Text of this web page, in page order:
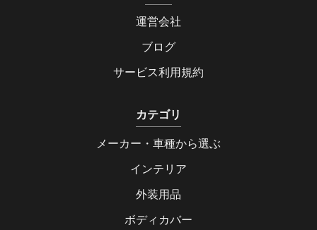
運営会社
ブログ
サービス利用規約
カテゴリ
メーカー・車種から選ぶ
インテリア
外装用品
ボディカバー